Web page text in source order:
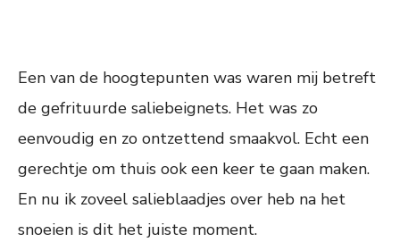
Een van de hoogtepunten was waren mij betreft
de gefrituurde saliebeignets. Het was zo
eenvoudig en zo ontzettend smaakvol. Echt een
gerechtje om thuis ook een keer te gaan maken.
En nu ik zoveel salieblaadjes over heb na het
snoeien is dit het juiste moment.